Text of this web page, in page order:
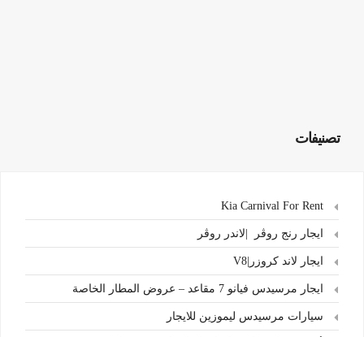
تصنيفات
ايجار رنج روڤر |لاندر روڤر
ايجار لاند كروزر|V8
ايجار مرسيدس فيانو 7 مقاعد – عروض المطار الخاصة
سيارات مرسيدس ليموزين للايجار